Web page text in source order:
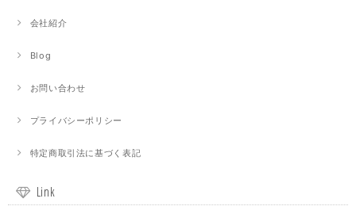
会社紹介
Blog
お問い合わせ
プライバシーポリシー
特定商取引法に基づく表記
Link